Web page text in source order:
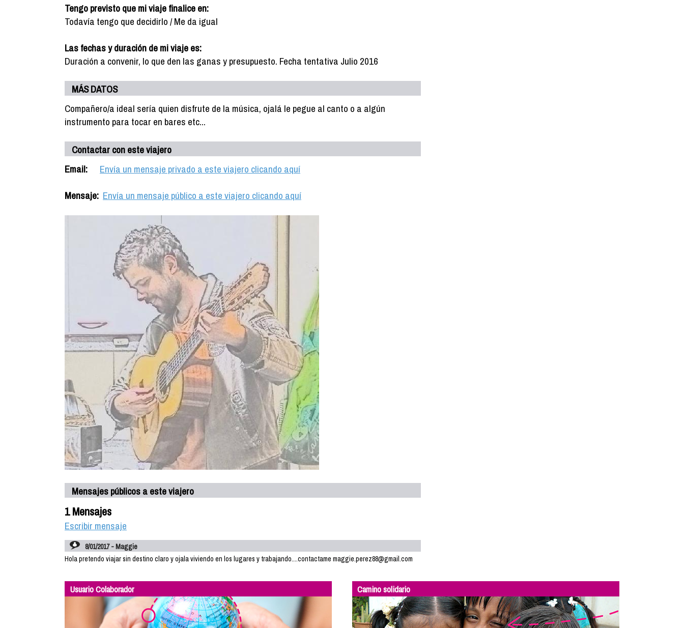
Tengo previsto que mi viaje finalice en:
Todavía tengo que decidirlo / Me da igual
Las fechas y duración de mi viaje es:
Duración a convenir, lo que den las ganas y presupuesto. Fecha tentativa Julio 2016
MÁS DATOS
Compañero/a ideal sería quien disfrute de la música, ojalá le pegue al canto o a algún
instrumento para tocar en bares etc...
Contactar con este viajero
Email:
Envía un mensaje privado a este viajero clicando aquí
Mensaje: Envía un mensaje público a este viajero clicando aquí
Mensajes públicos a este viajero
1 Mensajes
Escribir mensaje
8/01/2017 - Maggie
Hola pretendo viajar sin destino claro y ojala viviendo en los lugares y trabajando....contactame maggie.perez88@gmail.com
Usuario Colaborador Camino solidario